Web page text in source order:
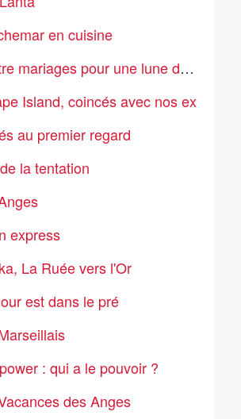
en cuisine
mariages pour une lune de miel
Island, coincés avec nos ex
au premier regard
la tentation
express
La Ruée vers l'Or
est dans le pré
: qui a le pouvoir ?
des Anges